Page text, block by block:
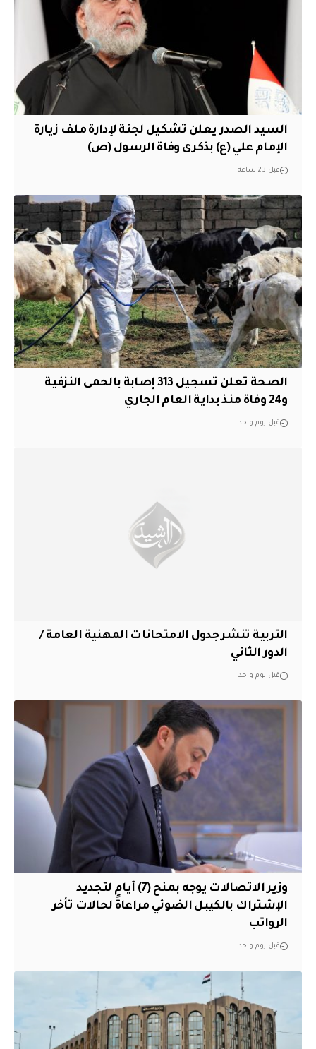
السيد الصدر يعلن تشكيل لجنة لإدارة ملف زيارة
الإمام علي (ع) بذكرى وفاة الرسول (ص)
قبل 23 ساعة
الصحة تعلن تسجيل 313 إصابة بالحمى النزفية
و24 وفاة منذ بداية العام الجاري
قبل يوم واحد
التربية تنشر جدول الامتحانات المهنية العامة /
الدور الثاني
قبل يوم واحد
وزير الاتصالات يوجه بمنح (7) أيام لتجديد
الإشتراك بالكيبل الضوئي مراعاةً لحالات تأخر
الرواتب
قبل يوم واحد